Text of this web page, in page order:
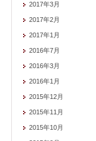
2017年3月
2017年2月
2017年1月
2016年7月
2016年3月
2016年1月
2015年12月
2015年11月
2015年10月